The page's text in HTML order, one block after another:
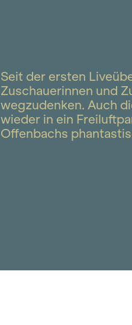
Seit der ersten
Zuschauerinnen und
wegzudenken. Auch
wieder in ein
Offenbachs